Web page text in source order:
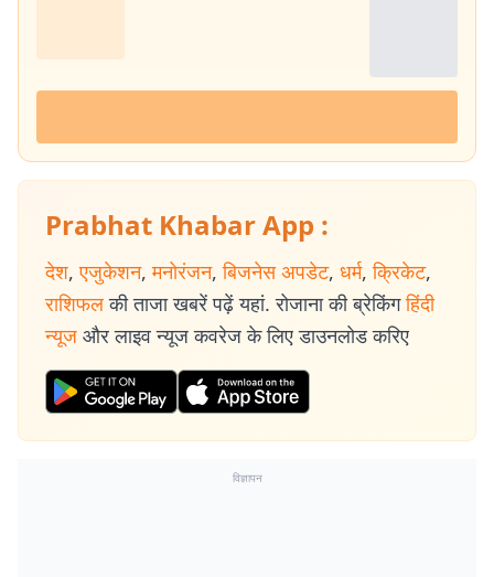
Prabhat Khabar App :
देश, एजुकेशन, मनोरंजन, बिजनेस अपडेट, धर्म, क्रिकेट,
राशिफल की ताजा खबरें पढ़ें यहां. रोजाना की ब्रेकिंग हिंदी
न्यूज और लाइव न्यूज कवरेज के लिए डाउनलोड करिए
विज्ञापन